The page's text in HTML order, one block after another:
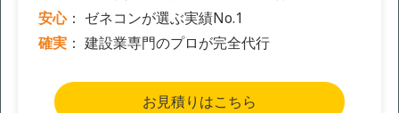
安心： ゼネコンが選ぶ実績No.1
確実： 建設業専門のプロが完全代行
お見積りはこちら